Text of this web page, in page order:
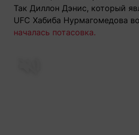
Так Диллон Дэнис, который
UFC Хабиба Нурмагомедова
началась потасовка.